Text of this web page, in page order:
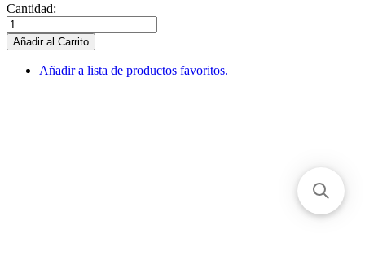
Cantidad:
Añadir al Carrito
Añadir a lista de productos favoritos.